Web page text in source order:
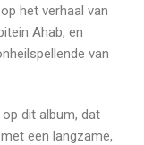
het verhaal van
Ahab, en
van
dit album, dat
een langzame,